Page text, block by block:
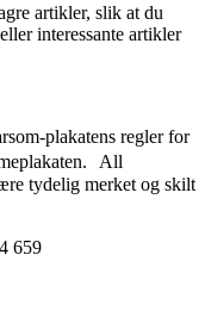
artikler, slik at du
interessante artikler
plakatens regler for
All
tydelig merket og skilt
659